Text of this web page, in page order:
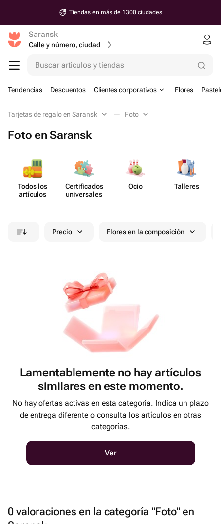
Tiendas en más de 1300 ciudades
Saransk
Calle y número, ciudad
Buscar artículos y tiendas
Tendencias Descuentos Clientes corporativos Flores
Tarjetas de regalo en Saransk Foto
Foto en Saransk
Todos los
artículos
Certif​icados
unive​rsales
Ocio Talleres
Precio Flores en la composición
Lamentablemente no hay artículos
similares en este momento.
No hay ofertas activas en esta categoría. Indica un plazo
de entrega diferente o consulta los artículos en otras
categorías.
Ver
0 valoraciones en la categoría "Foto" en